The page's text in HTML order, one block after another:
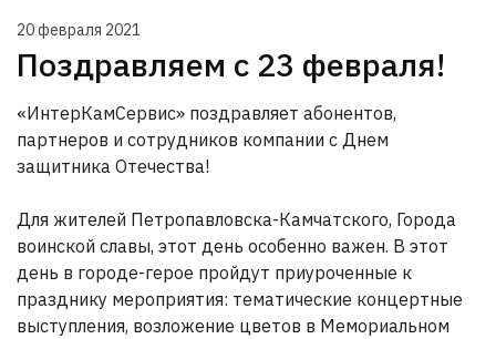
20 февраля 2021
Поздравляем с 23 февраля!
«ИнтерКамСервис» поздравляет абонентов,
партнеров и сотрудников компании с Днем
защитника Отечества!
Для жителей Петропавловска-Камчатского, Города
воинской славы, этот день особенно важен. В этот
день в городе-герое пройдут приуроченные к
празднику мероприятия: тематические концертные
выступления, возложение цветов в Мемориальном